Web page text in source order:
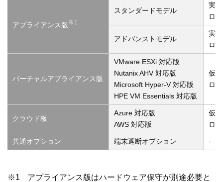
アプライアンス版 ※1
スタンダードモデル
実
ロ
アドバンストモデル
実
ロ
バーチャルアプライアンス版
VMware ESXi 対応版
Nutanix AHV 対応版
Microsoft Hyper-V 対応版
HPE VM Essentials 対応版
仮
ロ
クラウド板
Azure 対応版
AWS 対応版
仮
ロ
共通オプション 端末遮断オプション -
※1
アプライアンス版はハードウェア保守が別途必要と